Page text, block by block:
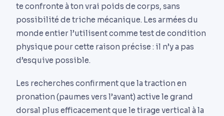
te confronte à ton vrai poids de corps, sans
possibilité de triche mécanique. Les armées du
monde entier l’utilisent comme test de condition
physique pour cette raison précise : il n’y a pas
d’esquive possible.
Les recherches confirment que la traction en
pronation (paumes vers l’avant) active le grand
dorsal plus efficacement que le tirage vertical à la